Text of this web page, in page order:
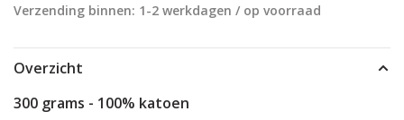
Verzending binnen: 1-2 werkdagen / op voorraad
Overzicht
300 grams - 100% katoen